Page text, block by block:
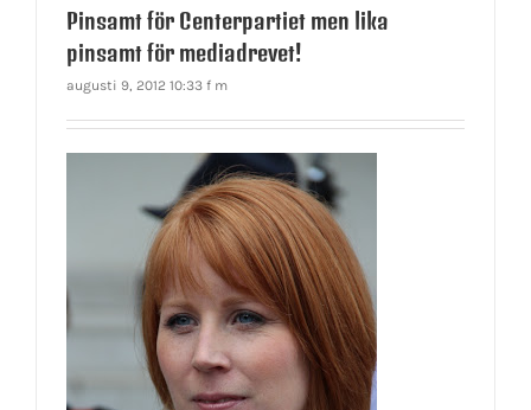
Pinsamt för Centerpartiet men lika
pinsamt för mediadrevet!
augusti 9, 2012 10:33 f m